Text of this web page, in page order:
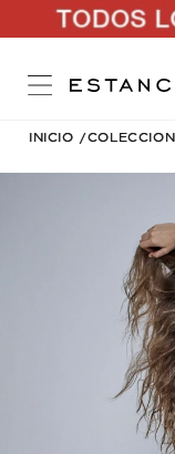
INICIO /COLECCION